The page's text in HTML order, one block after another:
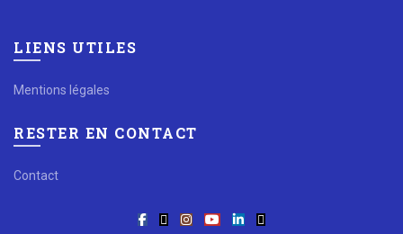
LIENS UTILES
Mentions légales
RESTER EN CONTACT
Contact